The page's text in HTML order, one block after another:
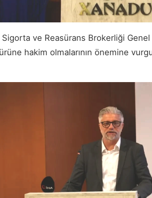
Sigorta ve Reasürans Brokerliği
hakim olmalarının önemine